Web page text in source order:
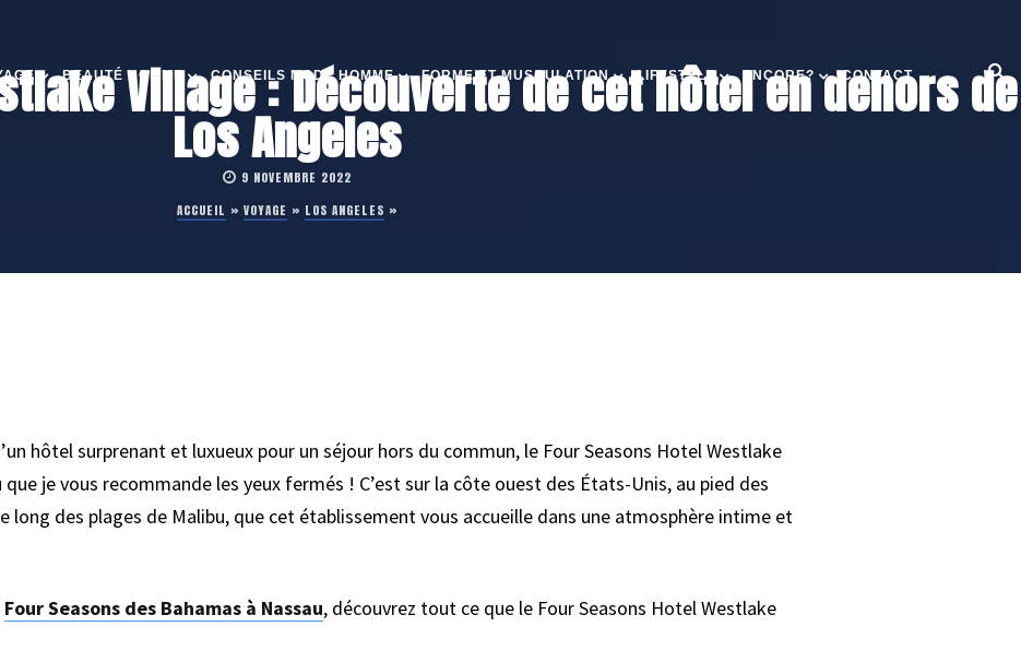
BEAUTÉ HOMME CONSEILS MODE HOMME FORME ET MUSCULATION LIFESTYLE ENCORE? CONTACT
Village : Découverte de cet hôtel en dehors de
Los Angeles
9 NOVEMBRE 2022
ACCUEIL » VOYAGE » LOS ANGELES »
hôtel surprenant et luxueux pour un séjour hors du commun, le Four Seasons Hotel Westlake
je vous recommande les yeux fermés ! C’est sur la côte ouest des États-Unis, au pied des
long des plages de Malibu, que cet établissement vous accueille dans une atmosphère intime et
Four Seasons des Bahamas à Nassau, découvrez tout ce que le Four Seasons Hotel Westlake